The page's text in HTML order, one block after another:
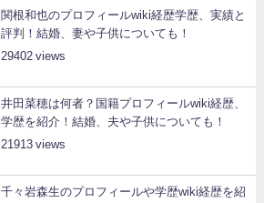
関根和也のプロフィールwiki経歴学歴、実績と
評判！結婚、妻や子供についても！
29402
井田菜穂は何者？国籍プロフィールwiki経歴、
学歴を紹介！結婚、夫や子供についても！
21913
千々岩森生のプロフィールや学歴wiki経歴を紹